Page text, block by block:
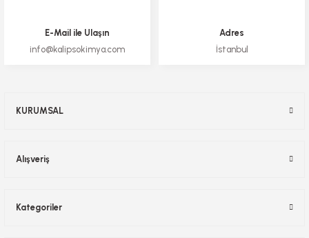
E-Mail ile Ulaşın
info@kalipsokimya.com
Adres
İstanbul
KURUMSAL
Alışveriş
Kategoriler